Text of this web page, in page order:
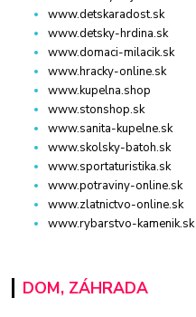
www.detskaradost.sk
www.detsky-hrdina.sk
www.domaci-milacik.sk
www.hracky-online.sk
www.kupelna.shop
www.stonshop.sk
www.sanita-kupelne.sk
www.skolsky-batoh.sk
www.sportaturistika.sk
www.potraviny-online.sk
www.zlatnictvo-online.sk
www.rybarstvo-kamenik.sk
DOM, ZÁHRADA